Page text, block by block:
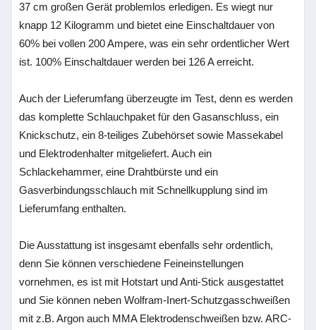
37 cm großen Gerät problemlos erledigen. Es wiegt nur
knapp 12 Kilogramm und bietet eine Einschaltdauer von
60% bei vollen 200 Ampere, was ein sehr ordentlicher Wert
ist. 100% Einschaltdauer werden bei 126 A erreicht.
Auch der Lieferumfang überzeugte im Test, denn es werden
das komplette Schlauchpaket für den Gasanschluss, ein
Knickschutz, ein 8-teiliges Zubehörset sowie Massekabel
und Elektrodenhalter mitgeliefert. Auch ein
Schlackehammer, eine Drahtbürste und ein
Gasverbindungsschlauch mit Schnellkupplung sind im
Lieferumfang enthalten.
Die Ausstattung ist insgesamt ebenfalls sehr ordentlich,
denn Sie können verschiedene Feineinstellungen
vornehmen, es ist mit Hotstart und Anti-Stick ausgestattet
und Sie können neben Wolfram-Inert-Schutzgasschweißen
mit z.B. Argon auch MMA Elektrodenschweißen bzw. ARC-